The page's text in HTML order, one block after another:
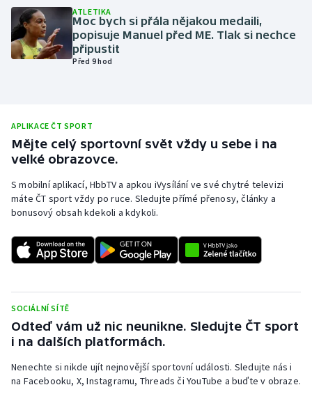
Motorsport
Olympijské hry
Plážový volejbal
Rychlobruslení
Rychlostní kanoistika
Sportovní střelba
Stolní tenis
Triatlon
ATLETIKA
Moc bych si přála nějakou medaili,
popisuje Manuel před ME. Tlak si nechce
připustit
Před 9 hod
APLIKACE ČT SPORT
Mějte celý sportovní svět vždy u sebe i na
velké obrazovce.
S mobilní aplikací, HbbTV a apkou iVysílání ve své chytré televizi
máte ČT sport vždy po ruce. Sledujte přímé přenosy, články a
bonusový obsah kdekoli a kdykoli.
SOCIÁLNÍ SÍTĚ
Odteď vám už nic neunikne. Sledujte ČT sport
i na dalších platformách.
Nenechte si nikde ujít nejnovější sportovní události. Sledujte nás i
na Facebooku, X, Instagramu, Threads či YouTube a buďte v obraze.